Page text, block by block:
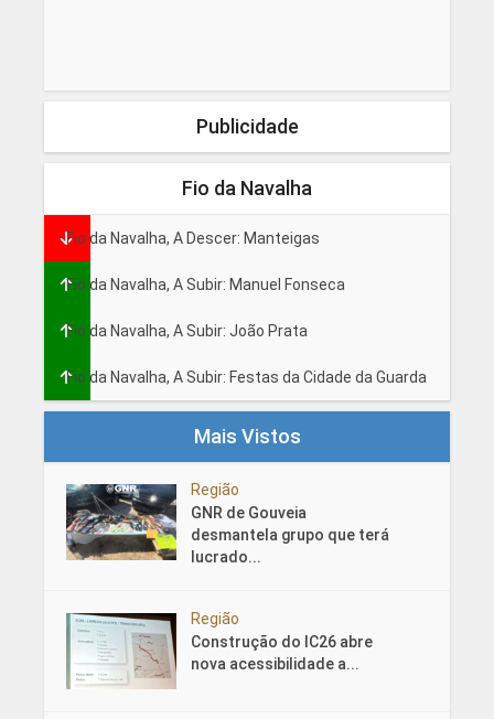
Publicidade
Fio da Navalha
Fio da Navalha, A Descer: Manteigas
Fio da Navalha, A Subir: Manuel Fonseca
Fio da Navalha, A Subir: João Prata
Fio da Navalha, A Subir: Festas da Cidade da Guarda
Mais Vistos
Região
GNR de Gouveia
desmantela grupo que terá
lucrado...
Região
Construção do IC26 abre
nova acessibilidade a...